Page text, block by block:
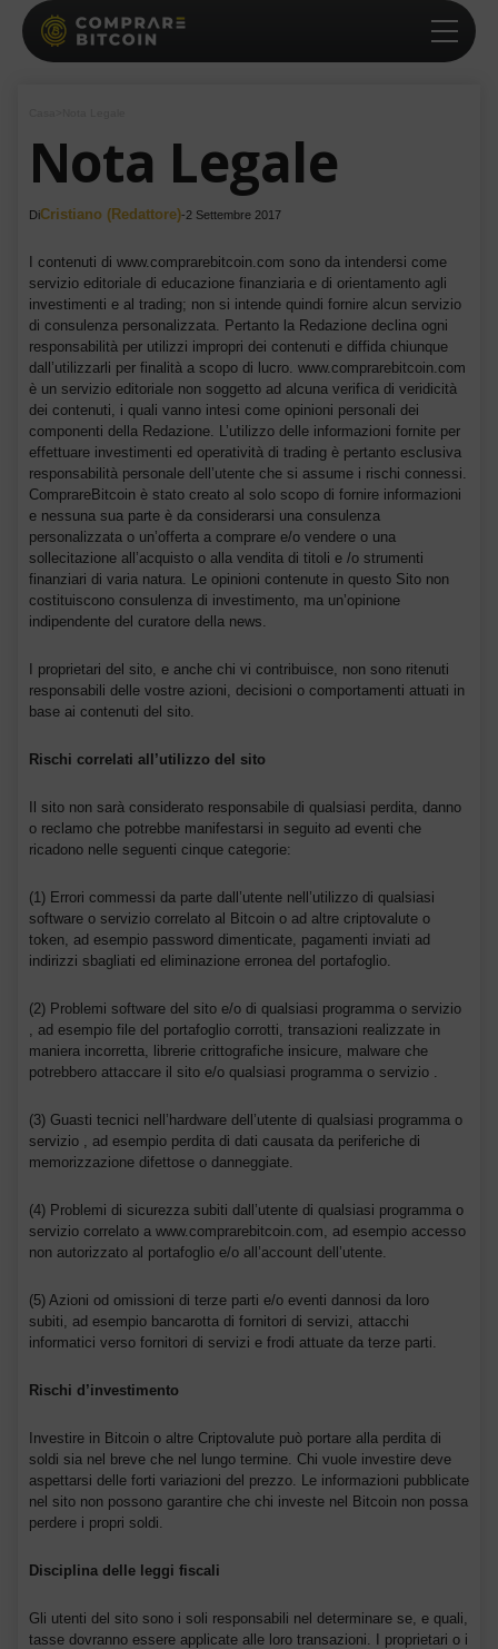
Nota Legale
DiCristiano (Redattore)-2 Settembre 2017
I contenuti di www.comprarebitcoin.com sono da intendersi come
servizio editoriale di educazione finanziaria e di orientamento agli
investimenti e al trading; non si intende quindi fornire alcun servizio
di consulenza personalizzata. Pertanto la Redazione declina ogni
responsabilità per utilizzi impropri dei contenuti e diffida chiunque
dall’utilizzarli per finalità a scopo di lucro. www.comprarebitcoin.com
è un servizio editoriale non soggetto ad alcuna verifica di veridicità
dei contenuti, i quali vanno intesi come opinioni personali dei
componenti della Redazione. L’utilizzo delle informazioni fornite per
effettuare investimenti ed operatività di trading è pertanto esclusiva
responsabilità personale dell’utente che si assume i rischi connessi.
ComprareBitcoin è stato creato al solo scopo di fornire informazioni
e nessuna sua parte è da considerarsi una consulenza
personalizzata o un’offerta a comprare e/o vendere o una
sollecitazione all’acquisto o alla vendita di titoli e /o strumenti
finanziari di varia natura. Le opinioni contenute in questo Sito non
costituiscono consulenza di investimento, ma un’opinione
indipendente del curatore della news.
I proprietari del sito, e anche chi vi contribuisce, non sono ritenuti
responsabili delle vostre azioni, decisioni o comportamenti attuati in
base ai contenuti del sito.
Rischi correlati all’utilizzo del sito
Il sito non sarà considerato responsabile di qualsiasi perdita, danno
o reclamo che potrebbe manifestarsi in seguito ad eventi che
ricadono nelle seguenti cinque categorie:
(1) Errori commessi da parte dall’utente nell’utilizzo di qualsiasi
software o servizio correlato al Bitcoin o ad altre criptovalute o
token, ad esempio password dimenticate, pagamenti inviati ad
indirizzi sbagliati ed eliminazione erronea del portafoglio.
(2) Problemi software del sito e/o di qualsiasi programma o servizio
, ad esempio file del portafoglio corrotti, transazioni realizzate in
maniera incorretta, librerie crittografiche insicure, malware che
potrebbero attaccare il sito e/o qualsiasi programma o servizio .
(3) Guasti tecnici nell’hardware dell’utente di qualsiasi programma o
servizio , ad esempio perdita di dati causata da periferiche di
memorizzazione difettose o danneggiate.
(4) Problemi di sicurezza subiti dall’utente di qualsiasi programma o
servizio correlato a www.comprarebitcoin.com, ad esempio accesso
non autorizzato al portafoglio e/o all’account dell’utente.
(5) Azioni od omissioni di terze parti e/o eventi dannosi da loro
subiti, ad esempio bancarotta di fornitori di servizi, attacchi
informatici verso fornitori di servizi e frodi attuate da terze parti.
Rischi d’investimento
Investire in Bitcoin o altre Criptovalute può portare alla perdita di
soldi sia nel breve che nel lungo termine. Chi vuole investire deve
aspettarsi delle forti variazioni del prezzo. Le informazioni pubblicate
nel sito non possono garantire che chi investe nel Bitcoin non possa
perdere i propri soldi.
Disciplina delle leggi fiscali
Gli utenti del sito sono i soli responsabili nel determinare se, e quali,
tasse dovranno essere applicate alle loro transazioni. I proprietari o i